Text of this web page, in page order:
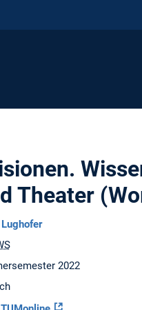
Theater
2022